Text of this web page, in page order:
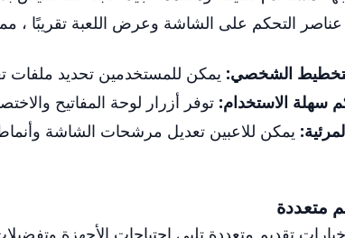
التحكم على الشاشة وعرض اللعبة تقريبًا ،
الشخصي: يمكن للمستخدمين تحديد ملفات
سهلة الاستخدام: توفر أزرار لوحة المفاتيح
يمكن للاعبين تعديل مرشحات الشاشة وأنماط
متعددة